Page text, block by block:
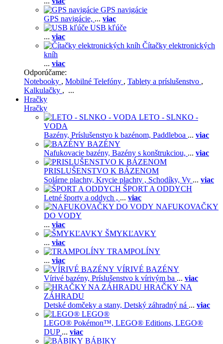
GPS navigácie
GPS navigácie, ... viac
USB kľúče
... viac
Čítačky elektronických
kníh
... viac
Odporúčame:
Notebooky , Mobilné Telefóny , Tablety a príslušenstvo ,
Kalkulačky , ...
Hračky
Hračky
LETO - SLNKO -
VODA
Bazény, Príslušenstvo k bazénom, Paddleboa ... viac
BAZÉNY
Nafukovacie bazény, Bazény s konštrukciou, ... viac
PRISLUŠENSTVO K BÁZENOM
Solárne plachty, Krycie plachty , Schodíky, Vy ... viac
ŠPORT A ODDYCH
Letné športy a oddych , ... viac
NAFUKOVAČKY
DO VODY
... viac
ŠMYKĽAVKY
... viac
TRAMPOLÍNY
... viac
VÍRIVÉ BAZÉNY
Vírivé bazény, Príslušenstvo k vírivým ba ... viac
HRAČKY NA
ZÁHRADU
Detské domčeky a stany, Detský záhradný ná ... viac
LEGO®
LEGO® Pokémon™, LEGO® Editions, LEGO®
DUP ... viac
BÁBIKY